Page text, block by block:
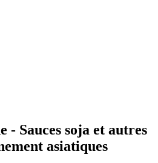
- Sauces soja et autres
asiatiques